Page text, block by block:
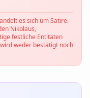
es sich um Satire.
Nikolaus,
festliche Entitäten
weder bestätigt noch